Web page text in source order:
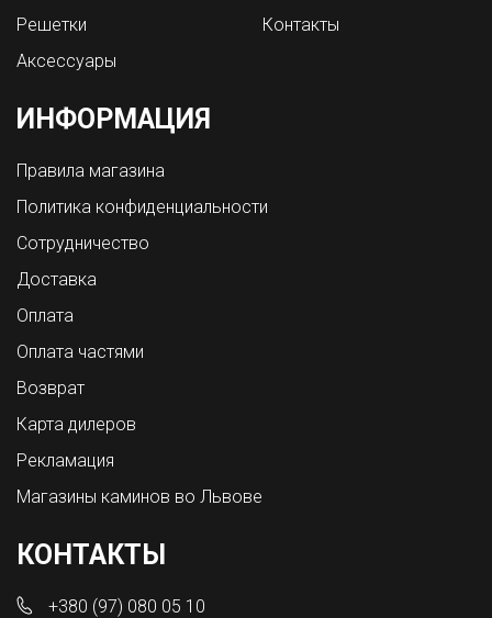
Решетки
Аксессуары
Контакты
ИНФОРМАЦИЯ
Правила магазина
Политика конфиденциальности
Сотрудничество
Доставка
Оплата
Оплата частями
Возврат
Карта дилеров
Рекламация
Магазины каминов во Львове
КОНТАКТЫ
+380 (97) 080 05 10